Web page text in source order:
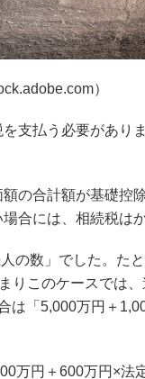
）
支払う必要があり
の合計額が基礎控
合には、相続税は
の数」でした。た
りこのケースでは
は「5,000万円＋
万円＋600万円×法